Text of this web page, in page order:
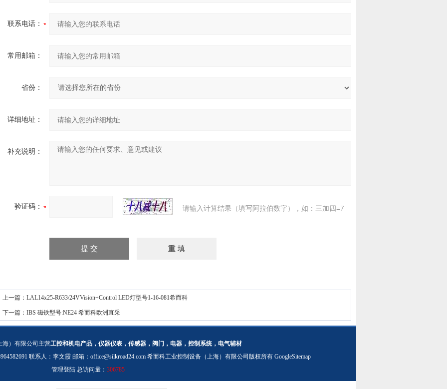
联系电话：
常用邮箱：
省份：
详细地址：
补充说明：
验证码： 请输入计算结果（填写阿拉伯数字），如：三加四=7
上一篇： LAL14x25-R633/24VVision+Control LED灯型号1-16-081希而科
下一篇： IBS 磁铁型号:NE24 希而科欧洲直采
海）有限公司主营工控和机电产品，仪器仪表，传感器，阀门，电器，控制系统，电气辅材
联系人：李文霞 邮箱： office@silkroad24.com 希而科工业控制设备（上海）有限公司版权所有 GoogleSitemap
管理登陆 总访问量： 306785